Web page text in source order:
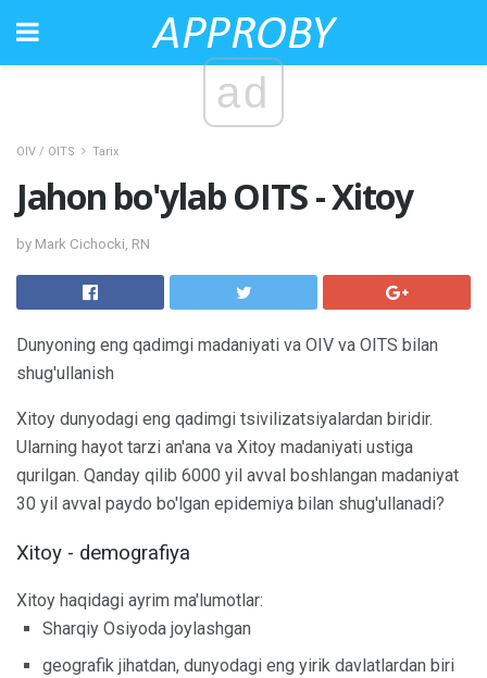
ad
OIV / OITS Tarix
Jahon bo'ylab OITS - Xitoy
by Mark Cichocki, RN
Dunyoning eng qadimgi madaniyati va OIV va OITS bilan
shug'ullanish
Xitoy dunyodagi eng qadimgi tsivilizatsiyalardan biridir.
Ularning hayot tarzi an'ana va Xitoy madaniyati ustiga
qurilgan. Qanday qilib 6000 yil avval boshlangan madaniyat
30 yil avval paydo bo'lgan epidemiya bilan shug'ullanadi?
Xitoy - demografiya
Xitoy haqidagi ayrim ma'lumotlar:
Sharqiy Osiyoda joylashgan
geografik jihatdan, dunyodagi eng yirik davlatlardan biri